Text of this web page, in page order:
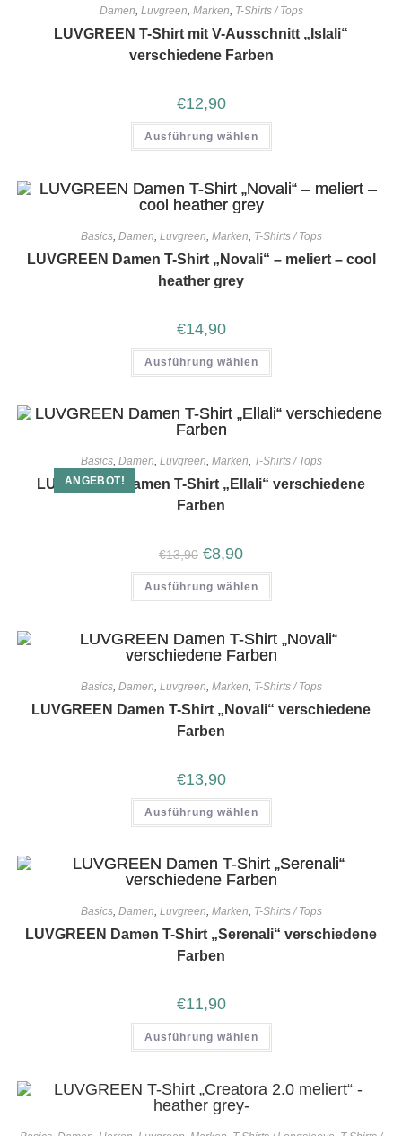
Damen, Luvgreen, Marken, T-Shirts / Tops
LUVGREEN T-Shirt mit V-Ausschnitt „Islali“
verschiedene Farben
€12,90
Ausführung wählen
Basics, Damen Luvgreen Marken T-Shirts / Tops
LUVGREEN Damen T-Shirt „Novali“ – meliert – cool
heather grey
€14,90
Ausführung wählen
ANGEBOT!
Basics, Damen, Luvgreen, Marken, T-Shirts / Tops
LUVGREEN Damen T-Shirt „Ellali“ verschiedene
Farben
€13,90 €8,90
Ausführung wählen
Basics, Damen Luvgreen Marken T-Shirts / Tops
LUVGREEN Damen T-Shirt „Novali“ verschiedene
Farben
€13,90
Ausführung wählen
Basics, Damen, Luvgreen, Marken, T-Shirts / Tops
LUVGREEN Damen T-Shirt „Serenali“ verschiedene
Farben
€11,90
Ausführung wählen